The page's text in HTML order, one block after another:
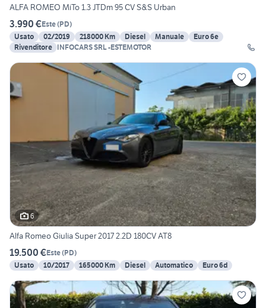
ALFA ROMEO MiTo 1.3 JTDm 95 CV S&S Urban
3.990 €Este(PD)
Usato
02/2019 218000 Km Diesel Manuale
Euro 6e
Rivenditore INFOCARS SRL -ESTEMOTOR
6
Alfa Romeo Giulia Super 2017 2.2D 180CV AT8
19.500 €Este(PD)
Usato
10/2017 165000 Km Diesel Automatico Euro 6d